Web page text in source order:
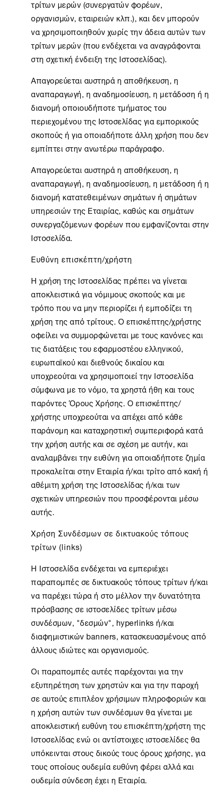
τρίτων μερών (συνεργατών φορέων,
οργανισμών, εταιρειών κλπ.), και δεν μπορούν
να χρησιμοποιηθούν χωρίς την άδεια αυτών των
τρίτων μερών (που ενδέχεται να αναγράφονται
στη σχετική ένδειξη της Ιστοσελίδας).
Απαγορεύεται αυστηρά η αποθήκευση, η
αναπαραγωγή, η αναδημοσίευση, η μετάδοση ή η
διανομή οποιουδήποτε τμήματος του
περιεχομένου της Ιστοσελίδας για εμπορικούς
σκοπούς ή για οποιαδήποτε άλλη χρήση που δεν
εμπίπτει στην ανωτέρω παράγραφο.
Απαγορεύεται αυστηρά η αποθήκευση, η
αναπαραγωγή, η αναδημοσίευση, η μετάδοση ή η
διανομή κατατεθειμένων σημάτων ή σημάτων
υπηρεσιών της Εταιρίας, καθώς και σημάτων
συνεργαζόμενων φορέων που εμφανίζονται στην
Ιστοσελίδα.
Ευθύνη επισκέπτη/χρήστη
Η χρήση της Ιστοσελίδας πρέπει να γίνεται
αποκλειστικά για νόμιμους σκοπούς και με
τρόπο που να μην περιορίζει ή εμποδίζει τη
χρήση της από τρίτους. Ο επισκέπτης/χρήστης
οφείλει να συμμορφώνεται με τους κανόνες και
τις διατάξεις του εφαρμοστέου ελληνικού,
ευρωπαϊκού και διεθνούς δικαίου και
υποχρεούται να χρησιμοποιεί την Ιστοσελίδα
σύμφωνα με το νόμο, τα χρηστά ήθη και τους
παρόντες Όρους Χρήσης. Ο επισκέπτης/
χρήστης υποχρεούται να απέχει από κάθε
παράνομη και καταχρηστική συμπεριφορά κατά
την χρήση αυτής και σε σχέση με αυτήν, και
αναλαμβάνει την ευθύνη για οποιαδήποτε ζημία
προκαλείται στην Εταιρία ή/και τρίτο από κακή ή
αθέμιτη χρήση της Ιστοσελίδας ή/και των
σχετικών υπηρεσιών που προσφέρονται μέσω
αυτής.
Χρήση Συνδέσμων σε δικτυακούς τόπους
τρίτων (links)
Η Ιστοσελίδα ενδέχεται να εμπεριέχει
παραπομπές σε δικτυακούς τόπους τρίτων ή/και
να παρέχει τώρα ή στο μέλλον την δυνατότητα
πρόσβασης σε ιστοσελίδες τρίτων μέσω
συνδέσμων, "δεσμών", hyperlinks ή/και
διαφημιστικών banners, κατασκευασμένους από
άλλους ιδιώτες και οργανισμούς.
Οι παραπομπές αυτές παρέχονται για την
εξυπηρέτηση των χρηστών και για την παροχή
σε αυτούς επιπλέον χρήσιμων πληροφοριών και
η χρήση αυτών των συνδέσμων θα γίνεται με
αποκλειστική ευθύνη του επισκέπτη/χρήστη της
Ιστοσελίδας ενώ οι αντίστοιχες ιστοσελίδες θα
υπόκεινται στους δικούς τους όρους χρήσης, για
τους οποίους ουδεμία ευθύνη φέρει αλλά και
ουδεμία σύνδεση έχει η Εταιρία.